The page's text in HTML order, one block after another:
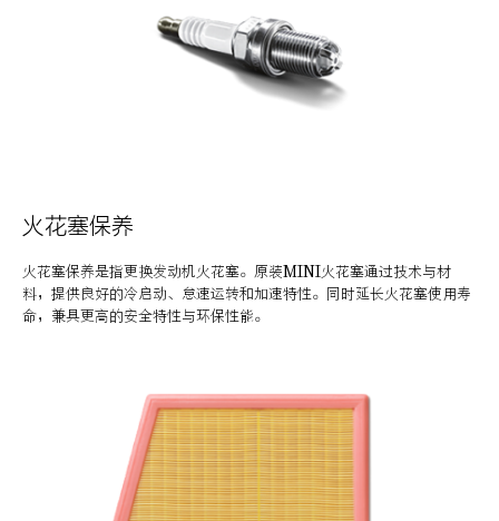
火花塞保养
火花塞保养是指更换发动机火花塞。原装MINI火花塞通过技术与材
料，提供良好的冷启动、怠速运转和加速特性。同时延长火花塞使用寿
命，兼具更高的安全特性与环保性能。